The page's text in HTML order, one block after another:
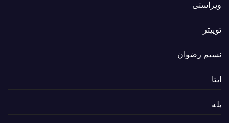
ویراستی
توییتر
نسیم رضوان
ایتا
بله